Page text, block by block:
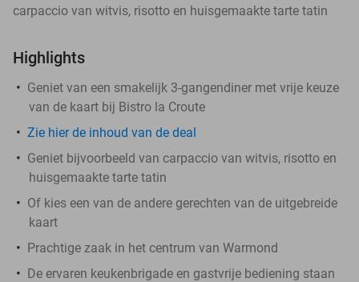
carpaccio van witvis, risotto en huisgemaakte tarte tatin
Highlights
Geniet van een smakelijk 3-gangendiner met vrije keuze
van de kaart bij Bistro la Croute
Zie hier de inhoud van de deal
Geniet bijvoorbeeld van carpaccio van witvis, risotto en
huisgemaakte tarte tatin
Of kies een van de andere gerechten van de uitgebreide
kaart
Prachtige zaak in het centrum van Warmond
De ervaren keukenbrigade en gastvrije bediening staan